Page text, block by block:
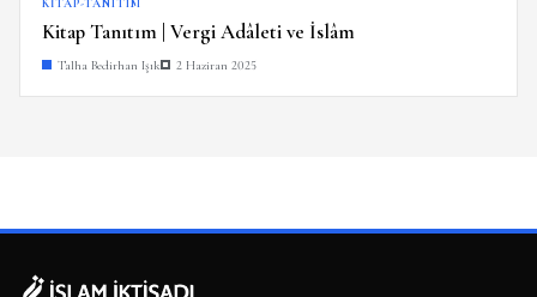
KITAP-TANITIM
Kitap Tanıtım | Vergi Adâleti ve İslâm
Talha Bedirhan Işık 2 Haziran 2025